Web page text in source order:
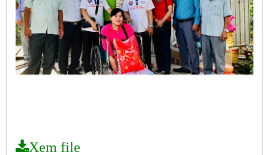
Xem file